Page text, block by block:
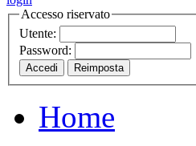
Accesso riservato
Utente:
Password:
Home